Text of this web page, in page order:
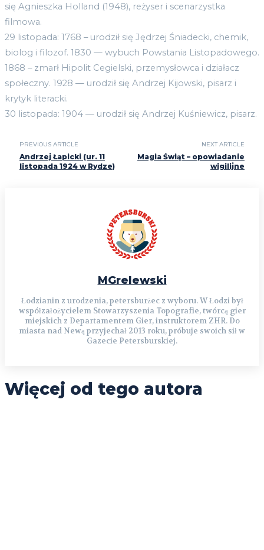
się Agnieszka Holland (1948), reżyser i scenarzystka
filmowa.
29 listopada: 1768 – urodził się Jędrzej Śniadecki, chemik,
biolog i filozof. 1830 — wybuch Powstania Listopadowego.
1868 – zmarł Hipolit Cegielski, przemysłowca i działacz
społeczny. 1928 — urodził się Andrzej Kijowski, pisarz i
krytyk literacki.
30 listopada: 1904 — urodził się Andrzej Kuśniewicz, pisarz.
PREVIOUS ARTICLE
Andrzej Łapicki (ur. 11
listopada 1924 w Rydze)
NEXT ARTICLE
Magia Świąt – opowiadanie
wigilijne
MGrelewski
Łodzianin z urodzenia, petersburżec z wyboru. W Łodzi był
współzałożycielem Stowarzyszenia Topografie, twórcą gier
miejskich z Departamentem Gier, instruktorem ZHR. Do
miasta nad Newą przyjechał 2013 roku, próbuje swoich sił w
Gazecie Petersburskiej.
Więcej od tego autora